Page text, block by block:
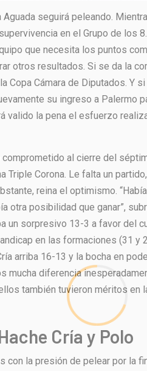
seguirá peleando.
en el Grupo de los
que necesita los puntos
otros resultados. Si se da la
Copa Cámara de Diputados. Y
su ingreso a Palermo
valido la pena el esfuerzo
al cierre del
Triple Corona. Le falta un
reina el optimismo.
otra posibilidad que ganar”,
un sorpresivo 13-3 a favor del
en las formaciones (31 y
arriba 16-13 y la bocha en
mucha diferencia
también tuvieron méritos en
Cría y Polo
con la presión de pelear por la